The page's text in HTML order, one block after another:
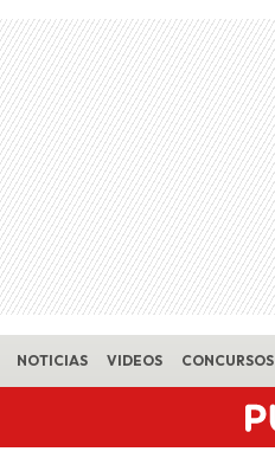
NOTICIAS VIDEOS CONCURSOS